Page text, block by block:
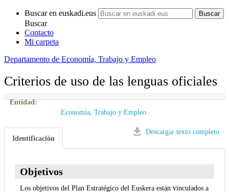
Buscar en euskadi.eus
Buscar
Contacto
Mi carpeta
Departamento de Economía, Trabajo y Empleo
Criterios de uso de las lenguas oficiales
Entidad:
Economía, Trabajo y Empleo
Descargar texto completo
Identificación
Objetivos
Los objetivos del Plan Estratégico del Euskera están vinculados a